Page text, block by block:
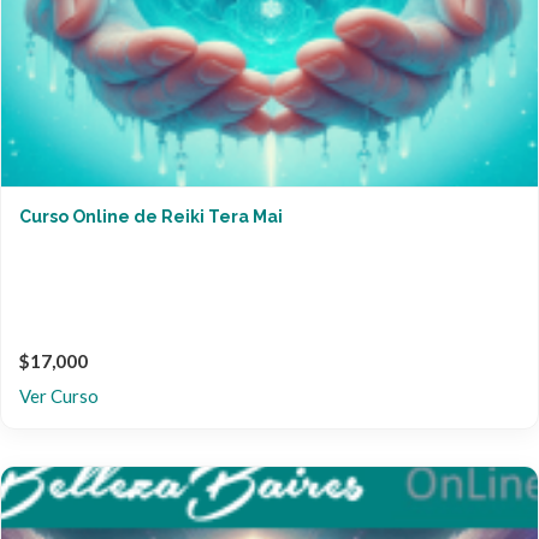
Curso Online de Reiki Tera Mai
$17,000
Ver Curso